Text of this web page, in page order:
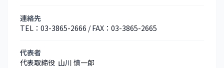
連絡先
TEL：03-3865-2666 / FAX：03-3865-2665
代表者
代表取締役 山川 慎一郎